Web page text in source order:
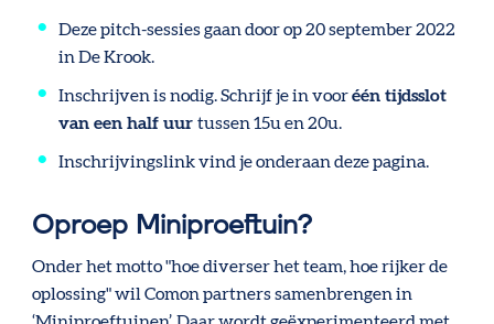
Deze pitch-sessies gaan door op 20 september 2022
in De Krook.
Inschrijven is nodig. Schrijf je in vooréén tijdsslot
van een half uurtussen 15u en 20u.
Inschrijvingslink vind je onderaan deze pagina.
Oproep Miniproeftuin?
Onder het motto "hoe diverser het team, hoe rijker de
oplossing" wil Comon partners samenbrengen in